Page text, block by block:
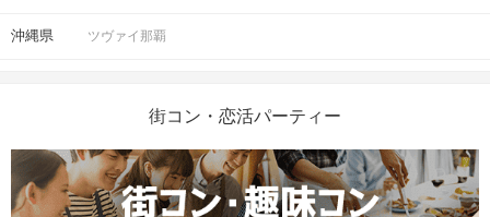
沖縄県 ツヴァイ那覇
街コン・恋活パーティー